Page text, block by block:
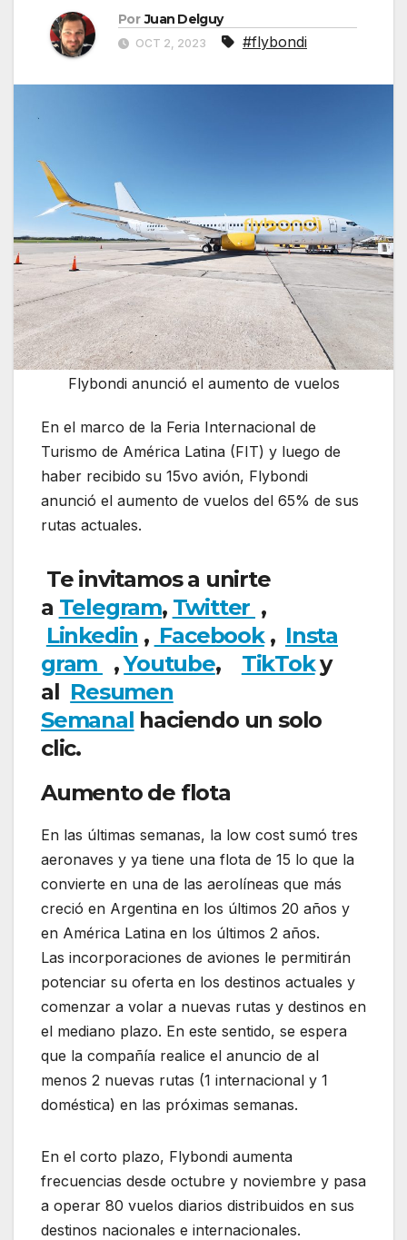
Por Juan Delguy
OCT 2, 2023 #flybondi
Flybondi anunció el aumento de vuelos
En el marco de la Feria Internacional de
Turismo de América Latina (FIT) y luego de
haber recibido su 15vo avión, Flybondi
anunció el aumento de vuelos del 65% de sus
rutas actuales.
Te invitamos a unirte
a Telegram, Twitter ,
Linkedin , Facebook, Insta
gram
,Youtube, TikToky
al Resumen
Semanal haciendo un solo
clic.
Aumento de flota
En las últimas semanas, la low cost sumó tres
aeronaves y ya tiene una flota de 15 lo que la
convierte en una de las aerolíneas que más
creció en Argentina en los últimos 20 años y
en América Latina en los últimos 2 años.
Las incorporaciones de aviones le permitirán
potenciar su oferta en los destinos actuales y
comenzar a volar a nuevas rutas y destinos en
el mediano plazo. En este sentido, se espera
que la compañía realice el anuncio de al
menos 2 nuevas rutas (1 internacional y 1
doméstica) en las próximas semanas.
En el corto plazo, Flybondi aumenta
frecuencias desde octubre y noviembre y pasa
a operar 80 vuelos diarios distribuidos en sus
destinos nacionales e internacionales.